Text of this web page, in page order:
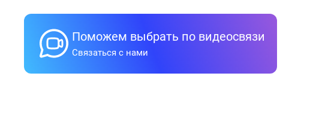
Поможем выбрать по видеосвязи
Связаться с нами